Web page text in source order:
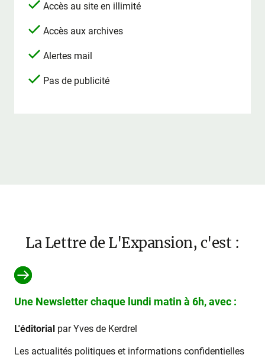
Accès au site en illimité
Accès aux archives
Alertes mail
Pas de publicité
La Lettre de L'Expansion, c'est :
Une Newsletter chaque lundi matin à 6h, avec :
L'éditorial par Yves de Kerdrel
Les actualités politiques et informations confidentielles